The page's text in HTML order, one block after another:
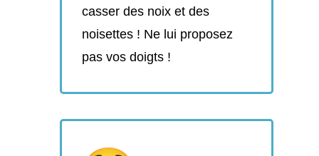
casser des noix et des
noisettes ! Ne lui proposez
pas vos doigts !